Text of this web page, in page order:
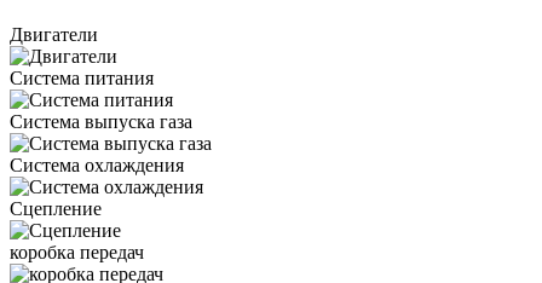
Двигатели
Система питания
Система выпуска газа
Система охлаждения
Сцепление
коробка передач